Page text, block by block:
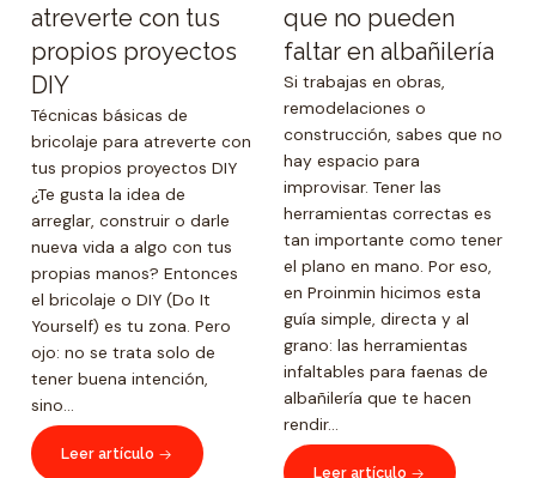
atreverte con tus
propios proyectos
DIY
Técnicas básicas de
bricolaje para atreverte con
tus propios proyectos DIY
¿Te gusta la idea de
arreglar, construir o darle
nueva vida a algo con tus
propias manos? Entonces
el bricolaje o DIY (Do It
Yourself) es tu zona. Pero
ojo: no se trata solo de
tener buena intención,
sino...
Leer artículo
que no pueden
faltar en albañilería
Si trabajas en obras,
remodelaciones o
construcción, sabes que no
hay espacio para
improvisar. Tener las
herramientas correctas es
tan importante como tener
el plano en mano. Por eso,
en Proinmin hicimos esta
guía simple, directa y al
grano: las herramientas
infaltables para faenas de
albañilería que te hacen
rendir...
Leer artículo